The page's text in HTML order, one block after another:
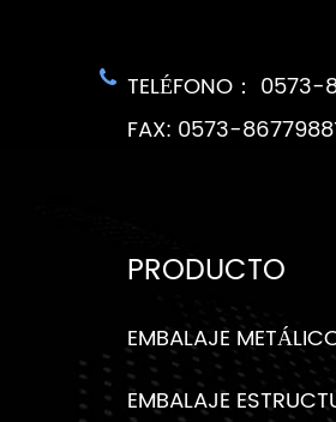
TELÉFONO：
FAX: 0573-
PRODUCTO
EMBALAJE
EMBALAJE